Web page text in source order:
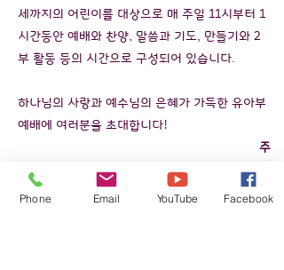
세까지의 어린이를 대상으로 매 주일 11시부터 1
시간동안 예배와 찬양, 말씀과 기도, 만들기와 2
부 활동 등의 시간으로 구성되어 있습니다.
​하나님의 사랑과 예수님의 은혜가 가득한 유아부
예배에 여러분을 초대합니다!
주
일 오전 11시 / 3~5세 어린이
장소 :유아부실
Phone Email YouTube Facebook